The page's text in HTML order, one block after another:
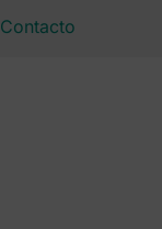
Contacto